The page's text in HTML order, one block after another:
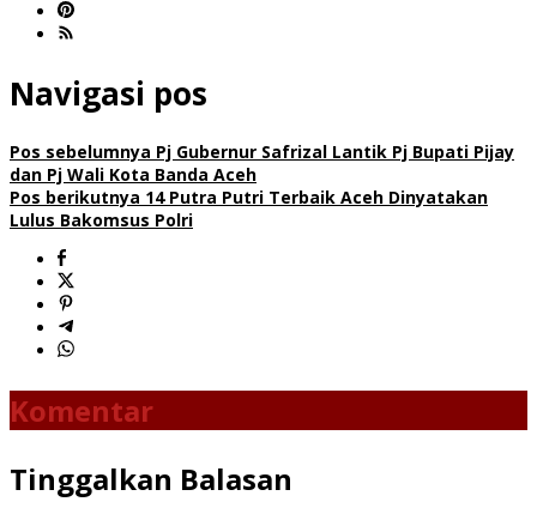
Navigasi pos
Pos sebelumnya Pj Gubernur Safrizal Lantik Pj Bupati Pijay
dan Pj Wali Kota Banda Aceh
Pos berikutnya 14 Putra Putri Terbaik Aceh Dinyatakan
Lulus Bakomsus Polri
Komentar
Tinggalkan Balasan